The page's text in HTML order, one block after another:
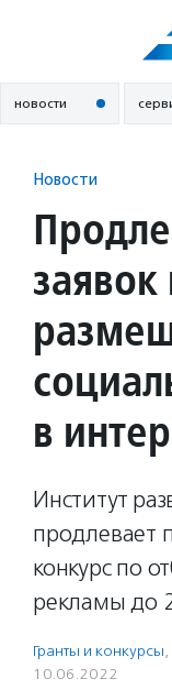
новости
Новости
заявок
в
Институт
продлевает
конкурс по
рекламы до
Гранты и конкурсы,
10.06.2022